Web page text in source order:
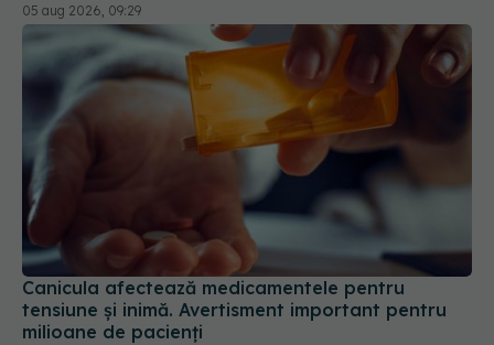
05 aug 2026, 09:29
Canicula afectează medicamentele pentru
tensiune și inimă. Avertisment important pentru
milioane de pacienți